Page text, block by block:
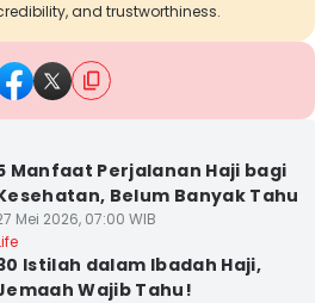
and trustworthiness.
Manfaat Perjalanan Haji bagi
Belum Banyak Tahu
Mei 2026, 07:00 WIB
Istilah dalam Ibadah Haji,
Wajib Tahu!